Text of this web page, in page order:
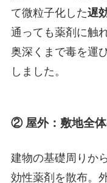
て微粒子化した遅
通っても薬剤に触
奥深くまで毒を運
しました。
② 屋外：敷地全
建物の基礎周りか
効性薬剤を散布。